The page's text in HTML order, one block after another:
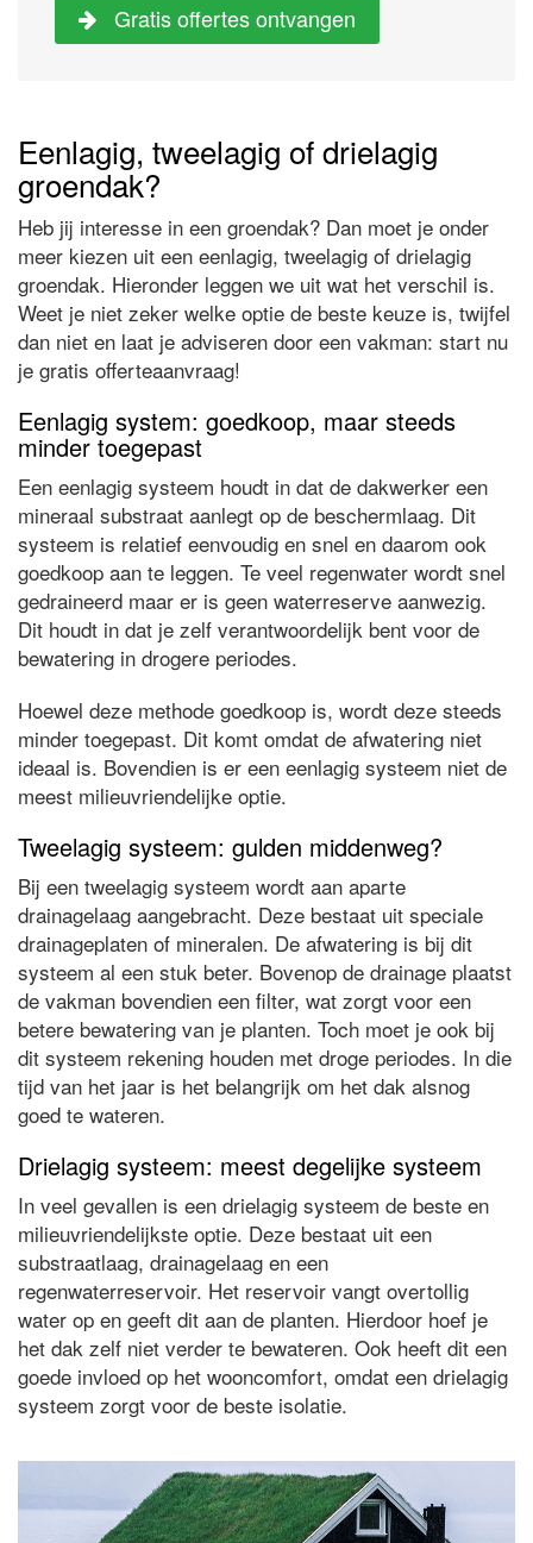
Gratis offertes ontvangen
Eenlagig, tweelagig of drielagig
groendak?
Heb jij interesse in een groendak? Dan moet je onder
meer kiezen uit een eenlagig, tweelagig of drielagig
groendak. Hieronder leggen we uit wat het verschil is.
Weet je niet zeker welke optie de beste keuze is, twijfel
dan niet en laat je adviseren door een vakman: start nu
je gratis offerteaanvraag!
Eenlagig system: goedkoop, maar steeds
minder toegepast
Een eenlagig systeem houdt in dat de dakwerker een
mineraal substraat aanlegt op de beschermlaag. Dit
systeem is relatief eenvoudig en snel en daarom ook
goedkoop aan te leggen. Te veel regenwater wordt snel
gedraineerd maar er is geen waterreserve aanwezig.
Dit houdt in dat je zelf verantwoordelijk bent voor de
bewatering in drogere periodes.
Hoewel deze methode goedkoop is, wordt deze steeds
minder toegepast. Dit komt omdat de afwatering niet
ideaal is. Bovendien is er een eenlagig systeem niet de
meest milieuvriendelijke optie.
Tweelagig systeem: gulden middenweg?
Bij een tweelagig systeem wordt aan aparte
drainagelaag aangebracht. Deze bestaat uit speciale
drainageplaten of mineralen. De afwatering is bij dit
systeem al een stuk beter. Bovenop de drainage plaatst
de vakman bovendien een filter, wat zorgt voor een
betere bewatering van je planten. Toch moet je ook bij
dit systeem rekening houden met droge periodes. In die
tijd van het jaar is het belangrijk om het dak alsnog
goed te wateren.
Drielagig systeem: meest degelijke systeem
In veel gevallen is een drielagig systeem de beste en
milieuvriendelijkste optie. Deze bestaat uit een
substraatlaag, drainagelaag en een
regenwaterreservoir. Het reservoir vangt overtollig
water op en geeft dit aan de planten. Hierdoor hoef je
het dak zelf niet verder te bewateren. Ook heeft dit een
goede invloed op het wooncomfort, omdat een drielagig
systeem zorgt voor de beste isolatie.